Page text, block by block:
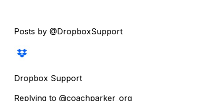
Posts by @DropboxSupport
Dropbox Support
Replying to @coachparker_org